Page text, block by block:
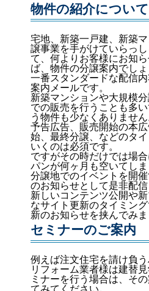
物件の紹介について
宅地、新築一戸建、新築
譲事業を手がけていらっ
て、何よりお客様にお知
ば、物件の分譲案内でしょ
一番スタンダードな配信
案内メールです。
新築マンションや大規模
での販売を行うことも多
う物件も少なくありません
予告広告、販売開始の本
始、最終分譲、などのタ
いくのは必須です。
ですがその時だけでは場
パンが何ヶ月も空いてしま
分譲地でのイベントを開
のお知らせとして是非配信
新しいコンテンツ公開や
なサイト更新のタイミン
新のお知らせを挟んでみま
セミナーのご案内
例えば注文住宅を請け負
リフォーム業者様は建替
ミナーを行う場合は、そ